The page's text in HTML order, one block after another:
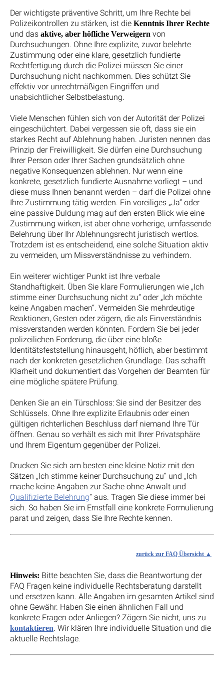
Der wichtigste präventive Schritt, um Ihre Rechte bei
Polizeikontrollen zu stärken, ist die Kenntnis Ihrer Rechte
und das aktive, aber höfliche Verweigern von
Durchsuchungen. Ohne Ihre explizite, zuvor belehrte
Zustimmung oder eine klare, gesetzlich fundierte
Rechtfertigung durch die Polizei müssen Sie einer
Durchsuchung nicht nachkommen. Dies schützt Sie
effektiv vor unrechtmäßigen Eingriffen und
unabsichtlicher Selbstbelastung.
Viele Menschen fühlen sich von der Autorität der Polizei
eingeschüchtert. Dabei vergessen sie oft, dass sie ein
starkes Recht auf Ablehnung haben. Juristen nennen das
Prinzip der Freiwilligkeit. Sie dürfen eine Durchsuchung
Ihrer Person oder Ihrer Sachen grundsätzlich ohne
negative Konsequenzen ablehnen. Nur wenn eine
konkrete, gesetzlich fundierte Ausnahme vorliegt – und
diese muss Ihnen benannt werden – darf die Polizei ohne
Ihre Zustimmung tätig werden. Ein voreiliges „Ja“ oder
eine passive Duldung mag auf den ersten Blick wie eine
Zustimmung wirken, ist aber ohne vorherige, umfassende
Belehrung über Ihr Ablehnungsrecht juristisch wertlos.
Trotzdem ist es entscheidend, eine solche Situation aktiv
zu vermeiden, um Missverständnisse zu verhindern.
Ein weiterer wichtiger Punkt ist Ihre verbale
Standhaftigkeit. Üben Sie klare Formulierungen wie „Ich
stimme einer Durchsuchung nicht zu“ oder „Ich möchte
keine Angaben machen“. Vermeiden Sie mehrdeutige
Reaktionen, Gesten oder zögern, die als Einverständnis
missverstanden werden könnten. Fordern Sie bei jeder
polizeilichen Forderung, die über eine bloße
Identitätsfeststellung hinausgeht, höflich, aber bestimmt
nach der konkreten gesetzlichen Grundlage. Das schafft
Klarheit und dokumentiert das Vorgehen der Beamten für
eine mögliche spätere Prüfung.
Denken Sie an ein Türschloss: Sie sind der Besitzer des
Schlüssels. Ohne Ihre explizite Erlaubnis oder einen
gültigen richterlichen Beschluss darf niemand Ihre Tür
öffnen. Genau so verhält es sich mit Ihrer Privatsphäre
und Ihrem Eigentum gegenüber der Polizei.
Drucken Sie sich am besten eine kleine Notiz mit den
Sätzen „Ich stimme keiner Durchsuchung zu“ und „Ich
mache keine Angaben zur Sache ohne Anwalt und
Qualifizierte Belehrung“ aus. Tragen Sie diese immer bei
sich. So haben Sie im Ernstfall eine konkrete Formulierung
parat und zeigen, dass Sie Ihre Rechte kennen.
zurück zur FAQ Übersicht
Hinweis: Bitte beachten Sie, dass die Beantwortung der
FAQ Fragen keine individuelle Rechtsberatung darstellt
und ersetzen kann. Alle Angaben im gesamten Artikel sind
ohne Gewähr. Haben Sie einen ähnlichen Fall und
konkrete Fragen oder Anliegen? Zögern Sie nicht, uns zu
kontaktieren. Wir klären Ihre individuelle Situation und die
aktuelle Rechtslage.